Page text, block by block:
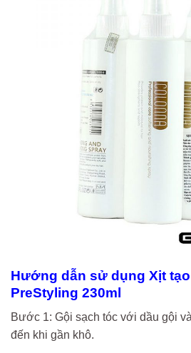
Hướng dẫn sử dụng Xịt
PreStyling 230ml
Bước 1: Gội sạch tóc với dầu gội
đến khi gần khô.